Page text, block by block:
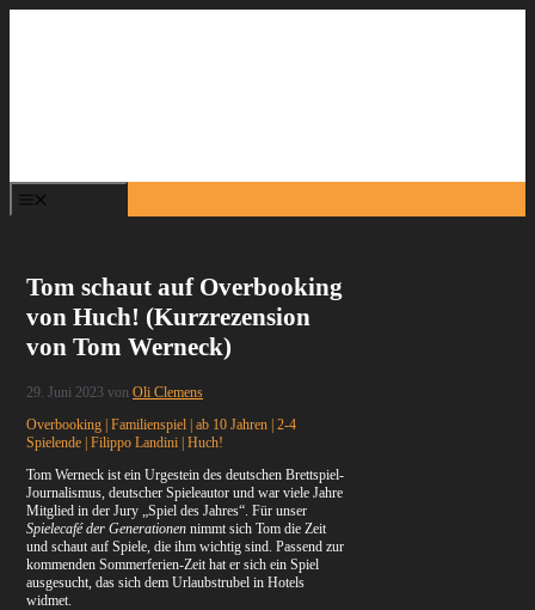
Tom schaut auf Overbooking
von Huch! (Kurzrezension
von Tom Werneck)
29. Juni 2023 vonOli Clemens
Overbooking | Familienspiel | ab 10 Jahren | 2-4
Spielende | Filippo Landini | Huch!
Tom Werneck ist ein Urgestein des deutschen Brettspiel-
Journalismus, deutscher Spieleautor und war viele Jahre
Mitglied in der Jury „Spiel des Jahres“. Für unser
Spielecafé der Generationen nimmt sich Tom die Zeit
und schaut auf Spiele, die ihm wichtig sind. Passend zur
kommenden Sommerferien-Zeit hat er sich ein Spiel
ausgesucht, das sich dem Urlaubstrubel in Hotels
widmet.